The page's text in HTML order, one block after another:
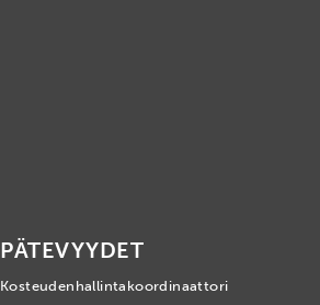
PÄTEVYYDET
Kosteudenhallintakoordinaattori